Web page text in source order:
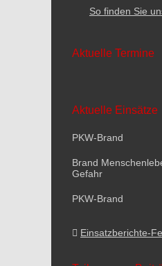
So finden Sie
Aktuelle Termine
Aktuelle Einsätze
PKW-Brand
Brand
Gefahr
PKW-Brand
Einsatzberichte-